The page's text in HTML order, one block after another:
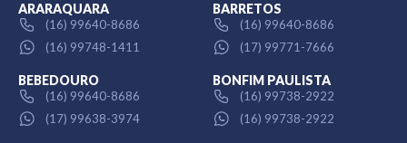
ARARAQUARA
(16) 99640-8686
(16) 99748-1411
BARRETOS
(16) 99640-8686
(17) 99771-7666
BEBEDOURO
(16) 99640-8686
(17) 99638-3974
BONFIM PAULISTA
(16) 99738-2922
(16) 99738-2922